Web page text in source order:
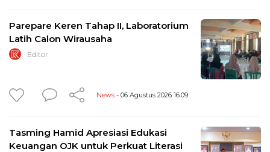
Parepare Keren Tahap II, Laboratorium
Latih Calon Wirausaha
Editor
News - 06 Agustus 2026 16:09
Tasming Hamid Apresiasi Edukasi
Keuangan OJK untuk Perkuat Literasi